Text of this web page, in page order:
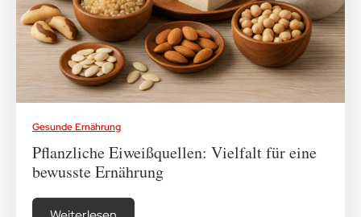
Medikamenten-Tipps
Ratgeber & Lebenshilfe
Gesunde Ernährung
Pflanzliche Eiweißquellen: Vielfalt für eine
bewusste Ernährung